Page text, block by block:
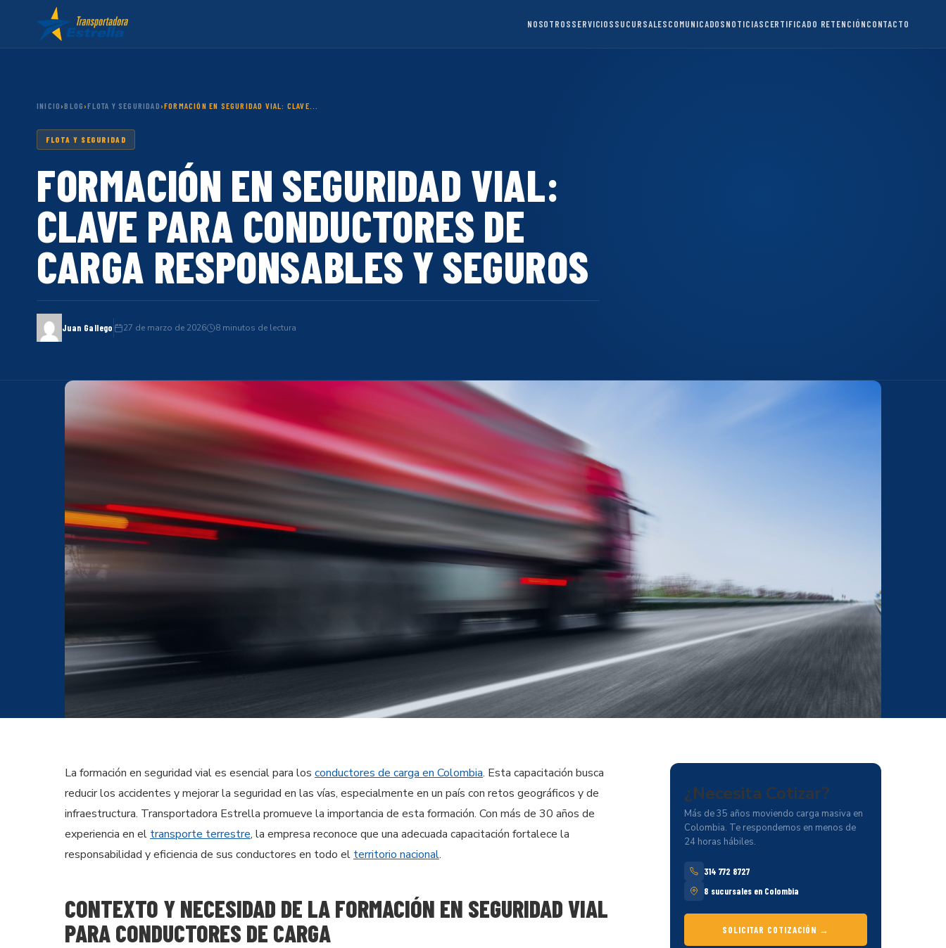
NOSOTROSSERVICIOSSUCURSALESCOMUNICADOSNOTICIASCERTIFICADO RETENCIÓNCONTACTO
INICIO ›BLOG ›FLOTA Y SEGURIDAD ›FORMACIÓN EN SEGURIDAD VIAL: CLAVE...
FLOTA Y SEGURIDAD
FORMACIÓN EN SEGURIDAD VIAL:
CLAVE PARA CONDUCTORES DE
CARGA RESPONSABLES Y SEGUROS
Juan Gallego 27 de marzo de 2026 8 minutos de lectura
La formación en seguridad vial es esencial para los conductores de carga en Colombia. Esta capacitación busca
reducir los accidentes y mejorar la seguridad en las vías, especialmente en un país con retos geográficos y de
infraestructura. Transportadora Estrella promueve la importancia de esta formación. Con más de 30 años de
experiencia en el transporte terrestre, la empresa reconoce que una adecuada capacitación fortalece la
responsabilidad y eficiencia de sus conductores en todo el territorio nacional.
CONTEXTO Y NECESIDAD DE LA FORMACIÓN EN SEGURIDAD VIAL
PARA CONDUCTORES DE CARGA
¿Necesita Cotizar?
Más de 35 años moviendo carga masiva en
Colombia. Te respondemos en menos de
24 horas hábiles.
314 772 8727
8 sucursales en Colombia
SOLICITAR COTIZACIÓN →